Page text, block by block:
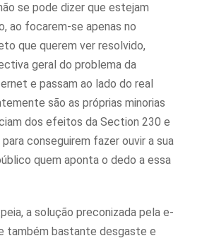
se pode dizer que estejam
ao focarem-se apenas no
que querem ver resolvido,
geral do problema da
e passam ao lado do real
são as próprias minorias
dos efeitos da Section 230 e
conseguirem fazer ouvir a sua
quem aponta o dedo a essa
a solução preconizada pela e-
também bastante desgaste e